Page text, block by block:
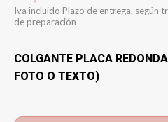
Iva incluido Plazo de entrega, según
de preparación
COLGANTE PLACA
FOTO O TEXTO)